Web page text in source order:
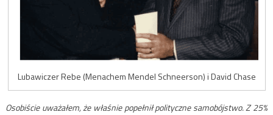
Lubawiczer Rebe (Menachem Mendel Schneerson) i David Chase
Osobiście uważałem, że właśnie popełnił polityczne samobójstwo. Z 25%